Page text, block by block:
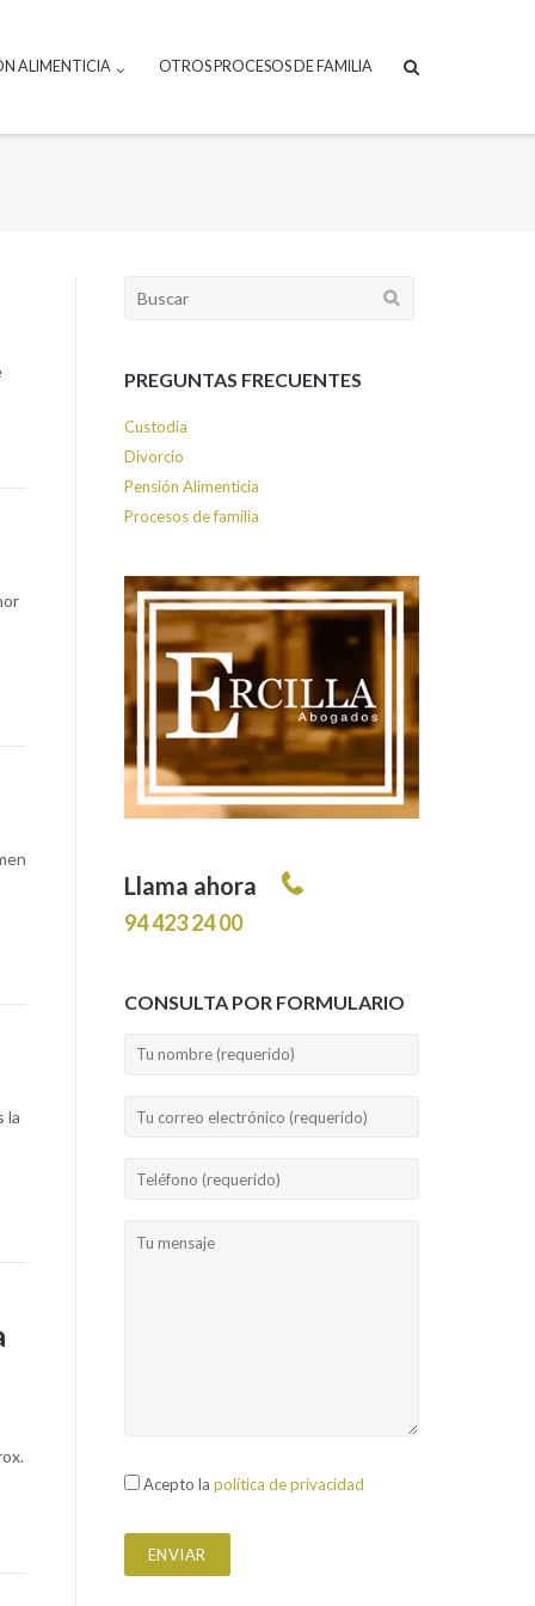
ALIMENTICIA OTROS PROCESOS DE FAMILIA
la
Buscar:
PREGUNTAS FRECUENTES
Custodia
Divorcio
Pensión Alimenticia
Procesos de familia
Llama ahora
94 423 24 00
CONSULTA POR FORMULARIO
Acepto la política de privacidad